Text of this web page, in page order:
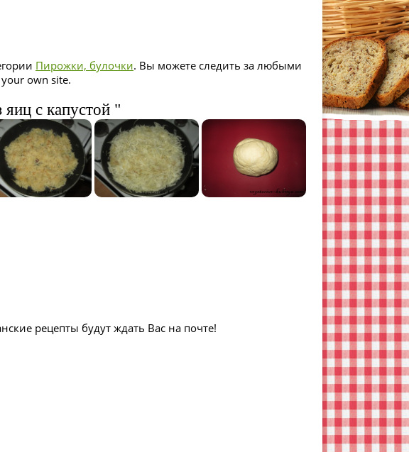
Пирожки, булочки. Вы можете следить за любыми
own site.
с капустой "
рецепты будут ждать Вас на почте!